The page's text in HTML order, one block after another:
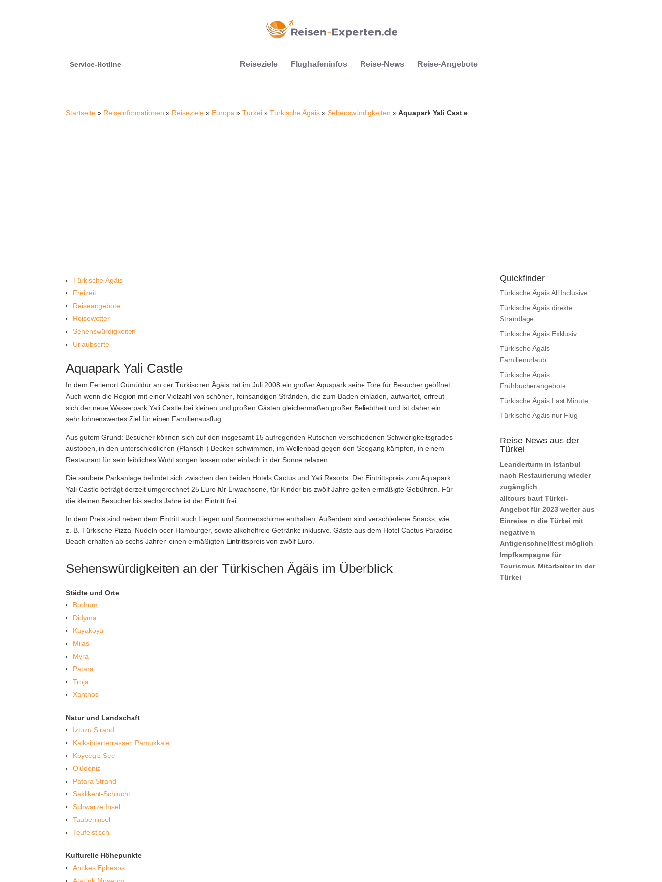
Service-Hotline Reiseziele Flughafeninfos Reise-News Reise-Angebote
Startseite » Reiseinformationen » Reiseziele » Europa »Türkei »Türkische Ägäis »Sehenswürdigkeiten »Aquapark Yali Castle
Türkische Ägäis
Freizeit
Reiseangebote
Reisewetter
Sehenswürdigkeiten
Urlaubsorte
Aquapark Yali Castle
In dem Ferienort Gümüldür an der Türkischen Ägäis hat im Juli 2008 ein großer Aquapark seine Tore für Besucher geöffnet.
Auch wenn die Region mit einer Vielzahl von schönen, feinsandigen Stränden, die zum Baden einladen, aufwartet, erfreut
sich der neue Wasserpark Yali Castle bei kleinen und großen Gästen gleichermaßen großer Beliebtheit und ist daher ein
sehr lohnenswertes Ziel für einen Familienausflug.
Aus gutem Grund: Besucher können sich auf den insgesamt 15 aufregenden Rutschen verschiedenen Schwierigkeitsgrades
austoben, in den unterschiedlichen (Plansch-) Becken schwimmen, im Wellenbad gegen den Seegang kämpfen, in einem
Restaurant für sein leibliches Wohl sorgen lassen oder einfach in der Sonne relaxen.
Die saubere Parkanlage befindet sich zwischen den beiden Hotels Cactus und Yali Resorts. Der Eintrittspreis zum Aquapark
Yali Castle beträgt derzeit umgerechnet 25 Euro für Erwachsene, für Kinder bis zwölf Jahre gelten ermäßigte Gebühren. Für
die kleinen Besucher bis sechs Jahre ist der Eintritt frei.
In dem Preis sind neben dem Eintritt auch Liegen und Sonnenschirme enthalten. Außerdem sind verschiedene Snacks, wie
z. B. Türkische Pizza, Nudeln oder Hamburger, sowie alkoholfreie Getränke inklusive. Gäste aus dem Hotel Cactus Paradise
Beach erhalten ab sechs Jahren einen ermäßigten Eintrittspreis von zwölf Euro.
Sehenswürdigkeiten an der Türkischen Ägäis im Überblick
Städte und Orte
Bodrum
Didyma
Kayaköyü
Milas
Myra
Patara
Troja
Xanthos
Natur und Landschaft
Iztuzu Strand
Kalksinterterrassen Pamukkale
Köycegiz See
Ölüdeniz
Patara Strand
Saklikent-Schlucht
Schwarze Insel
Taubeninsel
Teufelstisch
Kulturelle Höhepunkte
Antikes Ephesos
Quickfinder
Türkische Ägäis All Inclusive
Türkische Ägäis direkte
Strandlage
Türkische Ägäis Exklusiv
Türkische Ägäis
Familienurlaub
Türkische Ägäis
Frühbucherangebote
Türkische Ägäis Last Minute
Türkische Ägäis nur Flug
Reise News aus der
Türkei
Leanderturm in Istanbul
nach Restaurierung wieder
zugänglich
alltours baut Türkei-
Angebot für 2023 weiter aus
Einreise in die Türkei mit
negativem
Antigenschnelltest möglich
Impfkampagne für
Tourismus-Mitarbeiter in der
Türkei